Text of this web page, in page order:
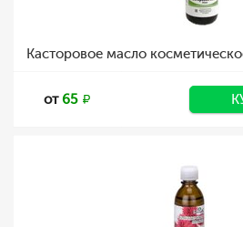
Касторовое масло
от65